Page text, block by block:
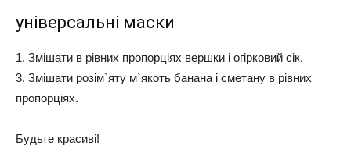
універсальні маски
1. Змішати в рівних пропорціях вершки і огірковий сік.
3. Змішати розім`яту м`якоть банана і сметану в рівних
пропорціях.
Будьте красиві!